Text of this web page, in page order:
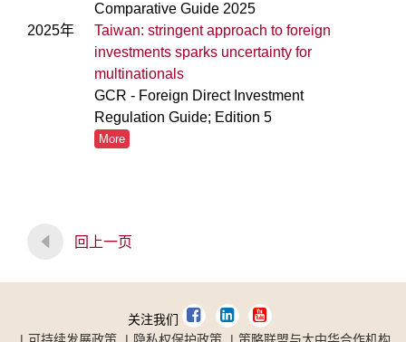
Comparative Guide 2025
2025年
Taiwan: stringent approach to foreign
investments sparks uncertainty for
multinationals
GCR - Foreign Direct Investment
Regulation Guide; Edition 5
More
回上一页
关注我们